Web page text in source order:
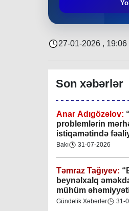
27-01-2026 , 19:06
Son xəbərlər
keçirilib
Gündəlik Xəbərlər 04-
Anar Adıgözəlov: “
problemlərin
istiqamətində
davam etdirəcəkdir
Bakı 31-07-2026
Təmraz Tağıyev:
beynəlxalq
mühüm
Gündəlik Xəbərlər 31-